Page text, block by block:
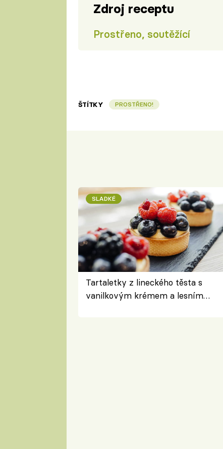
Zdroj receptu
Prostřeno, soutěžící
ŠTÍTKY PROSTŘENO!
SLADKÉ
Tartaletky z lineckého těsta s
vanilkovým krémem a lesním